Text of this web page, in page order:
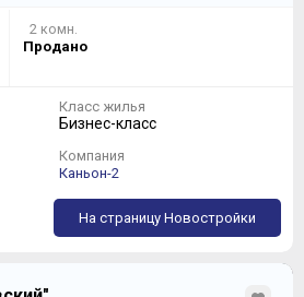
2 комн.
Продано
Класс жилья
Бизнес-класс
Компания
Каньон-2
На страницу Новостройки